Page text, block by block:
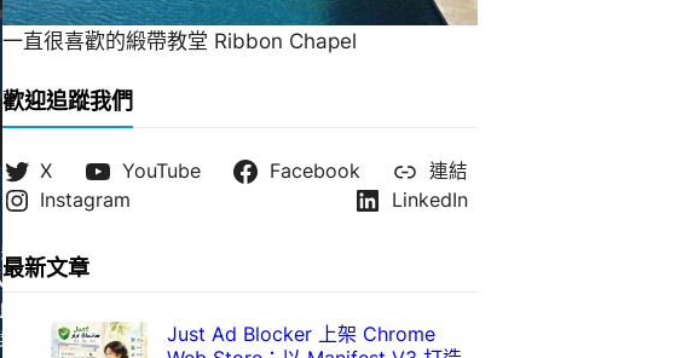
一直很喜歡的緞帶教堂 Ribbon Chapel
歡迎追蹤我們
X YouTube Facebook
連結
Instagram
LinkedIn
最新文章
Just Ad Blocker 上架 Chrome